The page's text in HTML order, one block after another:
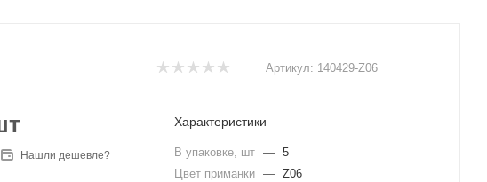
Артикул: 140429-Z06
Нашли дешевле?
Характеристики
В упаковке, шт — 5
Цвет приманки — Z06